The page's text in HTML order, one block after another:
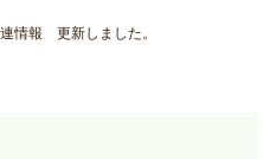
情報 更新しました。